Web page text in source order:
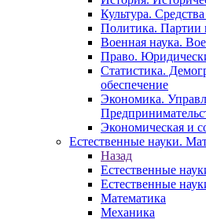
Культура.
Политика. Партии
Военная наука.
Право.
Статистика.
обеспечение
Экономика.
Экономическая и
Естественные науки.
Назад
Естественные
Естественные
Математика
Механика